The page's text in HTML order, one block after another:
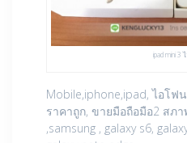
ipad mini 3
Mobile,iphone,ipad, ไอโฟ
ราคาถูก, ขายมือถือมือ2 สภา
,samsung , galaxy s6,